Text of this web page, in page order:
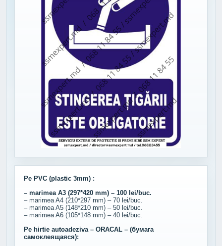
Pe PVC (plastic 3mm) :
– marimea A3 (297*420 mm) – 100 lei/buc.
– marimea A4 (210*297 mm) – 70 lei/buc.
– marimea A5 (148*210 mm) – 50 lei/buc.
– marimea A6 (105*148 mm) – 40 lei/buc.
Pe hirtie autoadeziva – ORACAL – (бумага
самоклеящаяся):